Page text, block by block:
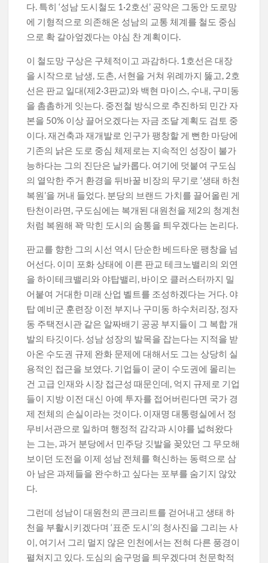
다. 특히 ‘성남 도시철도 1·2호선’ 공약은 그동안 도로망
에 기형적으로 의존해온 성남의 교통 체계를 철도 중심
으로 확 갈아엎겠다는 야심 찬 계획이다.
이 철도망 구상은 구체적이고 과감하다. 1호선은 대장
을 시작으로 남생, 도촌, 서현을 거쳐 위례까지 뚫고, 2호
선은 판교 일대(제2·3판교)와 백현 마이스, 수내, 구미동
을 촘촘하게 잇는다. 중전철 방식으로 추진하되 민간 자
본을 50% 이상 끌어오겠다는 자금 조달 계획도 검토 중
이다. 재건축과 재개발로 인구가 팽창할 게 뻔한 마당에
기존의 낡은 도로 중심 체제로는 지속적인 성장이 불가
능하다는 그의 진단은 날카롭다. 여기에 덧붙여 구도심
의 열악한 주거 환경을 뒤바꿀 비장의 무기로 ‘생태 하천
복원’을 꺼내 들었다. 분당의 브랜드 가치를 끌어올린 게
탄천이라면, 구도심에는 복개된 대원천을 제2의 청계천
처럼 복원해 꽉 막힌 도시의 숨통을 틔우겠다는 논리다.
판교를 향한 그의 시선 역시 단순한 베드타운 팽창을 넘
어선다. 이미 포화 상태에 이른 판교 테크노밸리의 외연
을 하이테크밸리와 야탑밸리, 바이오 클러스터까지 밀
어붙여 거대한 미래 산업 벨트를 조성하겠다는 거다. 야
탑 예비군 훈련장 이전 부지나 구미동 하수처리장, 정자
동 주택전시관 같은 알짜배기 공공 부지들이 그 복합 개
발의 타깃이다. 성남 성장의 발목을 잡는다는 지적을 받
아온 수도권 규제 완화 문제에 대해서도 그는 상당히 실
용적인 접근을 보였다. 기업들이 굳이 수도권에 몰리는
건 고급 인재와 시장 접근성 때문인데, 억지 규제로 기업
들이 지방 이전 대신 아예 투자를 접어버린다면 국가 경
제 전체의 손실이라는 것이다. 이재명 대통령실에서 정
무비서관으로 일하며 행정적 감각과 시야를 넓혀왔다
는 그는, 과거 분당에서 민주당 깃발을 꽂았던 그 무모해
보이던 도전을 이제 성남 전체를 혁신하는 동력으로 삼
아 남은 과제들을 완수하고 싶다는 포부를 숨기지 않았
다.
그런데 성남이 대원천의 콘크리트를 걷어내고 생태 하
천을 부활시키겠다며 ‘표준 도시’의 청사진을 그리는 사
이, 여기서 그리 멀지 않은 인천에서는 전혀 다른 풍경이
펼쳐지고 있다. 도심의 숨구멍을 틔우겠다며 천문학적